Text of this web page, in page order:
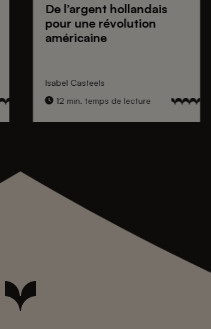
De l’argent hollandais
pour une révolution
américaine
Isabel Casteels
12 min. temps de lecture